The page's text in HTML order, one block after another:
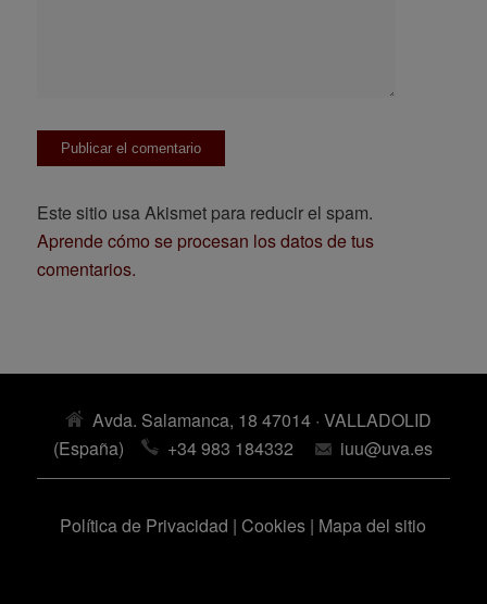
Este sitio usa Akismet para reducir el spam.
Aprende cómo se procesan los datos de tus
comentarios.
Avda. Salamanca, 18 47014 · VALLADOLID
(España)
+34 983 184332 iuu@uva.es
Política de Privacidad | Cookies | Mapa del sitio